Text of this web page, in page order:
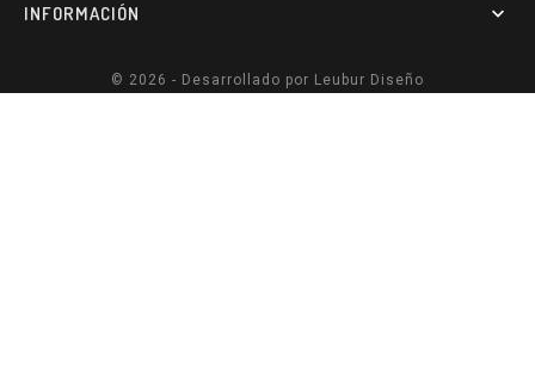
INFORMACIÓN 
© 2026 - Desarrollado por Leubur Diseño